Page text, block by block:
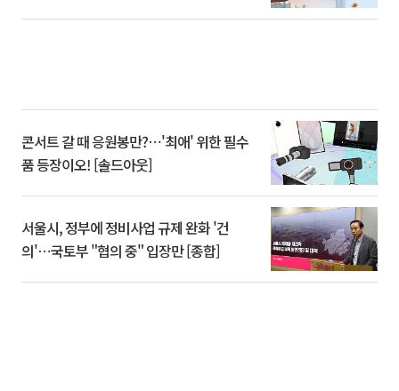
콘서트 갈 때 응원봉만?⋯'최애' 위한 필수
품 등장이오! [솔드아웃]
서울시, 정부에 정비사업 규제 완화 '건
의'⋯국토부 "협의 중" 입장만 [종합]